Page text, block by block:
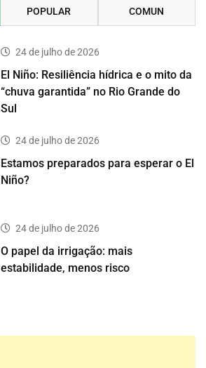
POPULAR COMUN
24 de julho de 2026
El Niño: Resiliência hídrica e o mito da
“chuva garantida” no Rio Grande do
Sul
24 de julho de 2026
Estamos preparados para esperar o El
Niño?
24 de julho de 2026
O papel da irrigação: mais
estabilidade, menos risco